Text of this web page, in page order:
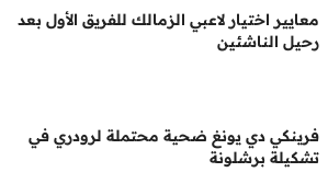
معايير اختيار لاعبي الزمالك للفريق الأول بعد
رحيل الناشئين
فرينكي دي يونغ ضحية محتملة لرودري في
تشكيلة برشلونة